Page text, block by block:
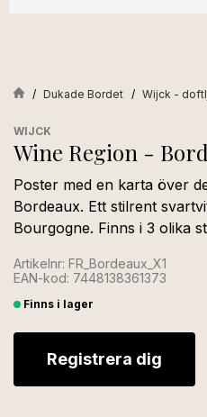
Dukade Bordet Wijck -
WIJCK
Wine Region -
Poster med en karta över
Bordeaux. Ett stilrent
Bourgogne. Finns i 3 olika
Artikelnr: FR_Bordeaux_X1
EAN-kod: 7448138361373
Finns i lager
Registrera dig